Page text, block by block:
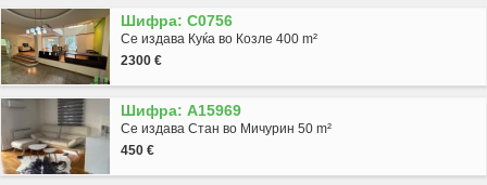
Шифра: C0756
Се издава Куќа во Козле 400 m²
2300 €
Шифра: A15969
Се издава Стан во Мичурин 50 m²
450 €